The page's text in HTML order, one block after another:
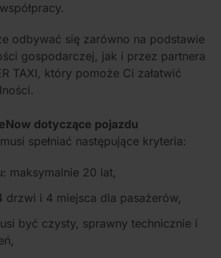
odbywać się zarówno na podstawie
gospodarczej, jak i przez partnera
TAXI, który pomoże Ci załatwić
dotyczące pojazdu
spełniać następujące kryteria:
maksymalnie 20 lat,
drzwi i 4 miejsca dla pasażerów,
być czysty, sprawny technicznie i